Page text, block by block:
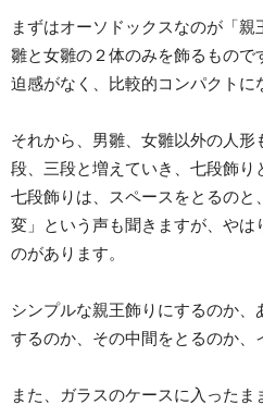
まずはオーソドックスなのが「
雛と女雛の２体のみを飾るもの
迫感がなく、比較的コンパクトに
それから、男雛、女雛以外の人形
段、三段と増えていき、七段飾り
七段飾りは、スペースをとるのと
変」という声も聞きますが、やは
のがあります。
シンプルな親王飾りにするのか、
するのか、その中間をとるのか、
また、ガラスのケースに入ったま